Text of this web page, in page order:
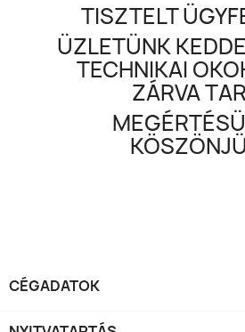
TISZTELT
ÜZLETÜNK
TECHNIKAI
ZÁRVA
CÉGADATOK